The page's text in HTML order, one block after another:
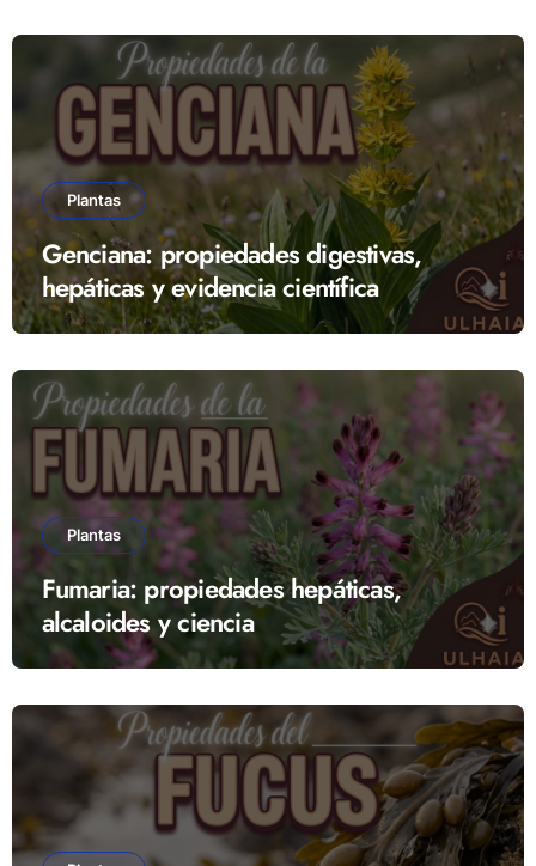
Plantas
Genciana: propiedades digestivas,
hepáticas y evidencia científica
Plantas
Fumaria: propiedades hepáticas,
alcaloides y ciencia